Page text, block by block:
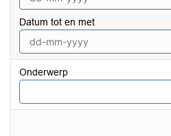
Datum tot en met
Onderwerp